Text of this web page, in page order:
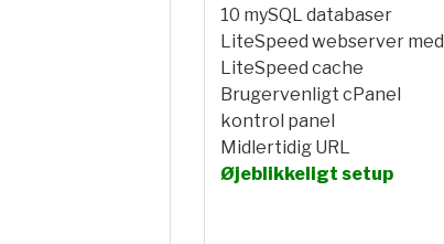
10 mySQL databaser
LiteSpeed webserver med
LiteSpeed cache
Brugervenligt cPanel
kontrol panel
Midlertidig URL
Øjeblikkeligt setup